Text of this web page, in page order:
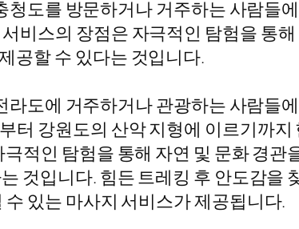
도를 방문하거나 거주하는 사람들
비스의 장점은 자극적인 탐험을 통
공할 수 있다는 것입니다.
도에 거주하거나 관광하는 사람들
터 강원도의 산악 지형에 이르기까
적인 탐험을 통해 자연 및 문화 경
것입니다. 힘든 트레킹 후 안도감을
있는 마사지 서비스가 제공됩니다.